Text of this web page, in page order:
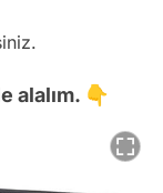
alalım. 👇